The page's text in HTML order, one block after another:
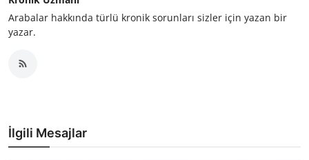
Arabalar hakkında türlü kronik sorunları sizler için yazan bir
yazar.
İlgili Mesajlar